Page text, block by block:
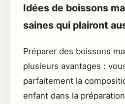
Idées de boissons
saines qui plairont
Préparer des boissons
plusieurs avantages :
parfaitement la
enfant dans la